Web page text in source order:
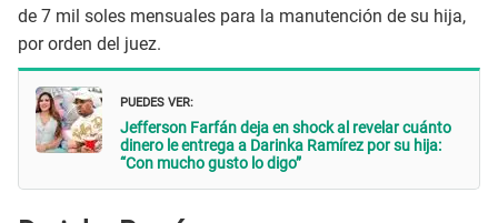
de 7 mil soles mensuales para la manutención de su hija,
por orden del juez.
PUEDES VER:
Jefferson Farfán deja en shock al revelar cuánto
dinero le entrega a Darinka Ramírez por su hija:
“Con mucho gusto lo digo”